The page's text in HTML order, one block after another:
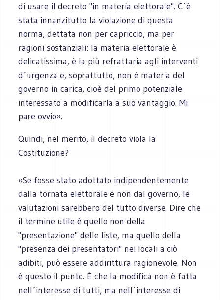
di usare il decreto "in materia elettorale". C´è
stata innanzitutto la violazione di questa
norma, dettata non per capriccio, ma per
ragioni sostanziali: la materia elettorale è
delicatissima, è la più refrattaria agli interventi
d´urgenza e, soprattutto, non è materia del
governo in carica, cioè del primo potenziale
interessato a modificarla a suo vantaggio. Mi
pare ovvio».
Quindi, nel merito, il decreto viola la
Costituzione?
«Se fosse stato adottato indipendentemente
dalla tornata elettorale e non dal governo, le
valutazioni sarebbero del tutto diverse. Dire che
il termine utile è quello non della
"presentazione" delle liste, ma quello della
"presenza dei presentatori" nei locali a ciò
adibiti, può essere addirittura ragionevole. Non
è questo il punto. È che la modifica non è fatta
nell´interesse di tutti, ma nell´interesse di